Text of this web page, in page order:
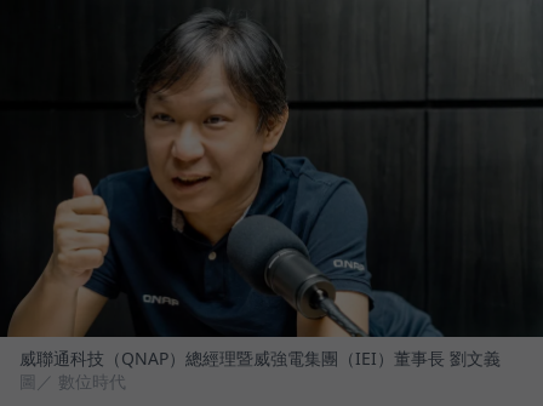
威聯通科技（QNAP）總經理暨威強電集團（IEI）董事長 劉文義
圖／ 數位時代